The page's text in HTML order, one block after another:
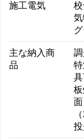
施工電気
主な納入商
品